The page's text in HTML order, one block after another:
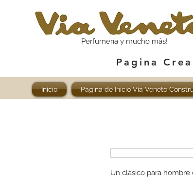
Perfumería y mucho más!
Pagina
Inicio Pagina de Inicio Via Veneto
Un clásico para